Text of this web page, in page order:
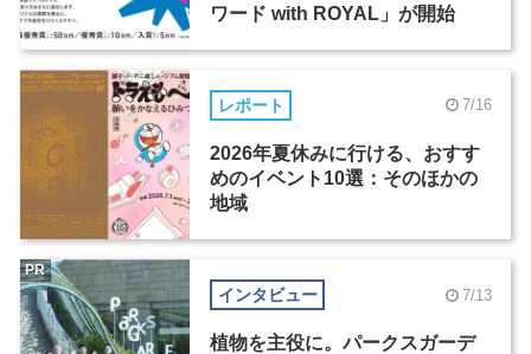
ワード with ROYAL」が開始
レポート 7/16
2026年夏休みに行ける、おすす
めのイベント10選：そのほかの
地域
インタビュー 7/13
植物を主役に。パークスガーデ
PR